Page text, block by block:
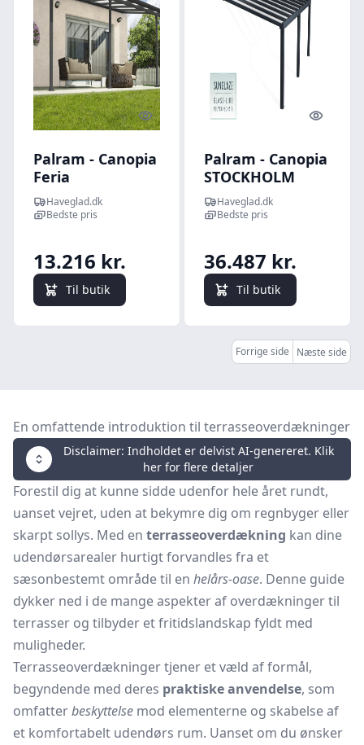
Quick look
Palram - Canopia
Feria
terrasseoverdækning
16,1 m2, antracitgrå
Haveglad.dk
Bedste pris
13.216 kr.
Til butik
Quick
Palram - Canopia
STOCKHOLM
terrasseoverdækning
3,4x5,9m antracitgrå
Haveglad.dk
Bedste pris
36.487 kr.
Til butik
Forrige side Næste side
En omfattende introduktion til terrasseoverdækninger
Disclaimer: Indholdet er delvist AI-genereret. Klik
her for flere detaljer
Forestil dig at kunne sidde udenfor hele året rundt,
uanset vejret, uden at bekymre dig om regnbyger eller
skarpt sollys. Med en terrasseoverdækning kan dine
udendørsarealer hurtigt forvandles fra et
sæsonbestemt område til en helårs-oase. Denne guide
dykker ned i de mange aspekter af overdækninger til
terrasser og tilbyder et fritidslandskap fyldt med
muligheder.
Terrasseoverdækninger tjener et væld af formål,
begyndende med deres praktiske anvendelse, som
omfatterbeskyttelse mod elementerne og skabelse af
et komfortabelt udendørs rum. Uanset om du ønsker